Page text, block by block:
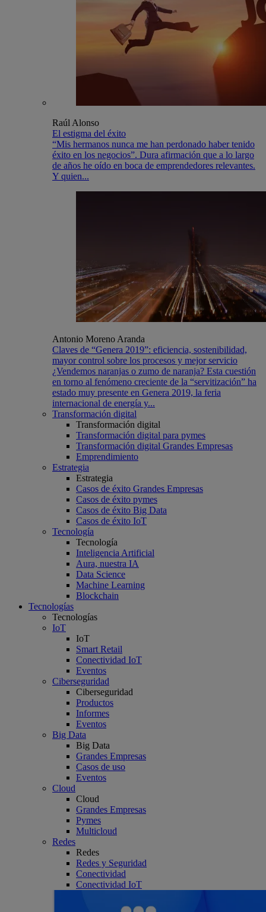
Raúl Alonso
El estigma del éxito
“Mis hermanos nunca me han perdonado haber tenido
éxito en los negocios”. Dura afirmación que a lo largo
de años he oído en boca de emprendedores relevantes.
Y quien...
Antonio Moreno Aranda
Claves de “Genera 2019”: eficiencia, sostenibilidad,
mayor control sobre los procesos y mejor servicio
¿Vendemos naranjas o zumo de naranja? Esta cuestión
en torno al fenómeno creciente de la “servitización” ha
estado muy presente en Genera 2019, la feria
internacional de energía y...
Transformación digital
Transformación digital
Transformación digital para pymes
Transformación digital Grandes Empresas
Emprendimiento
Estrategia
Estrategia
Casos de éxito Grandes Empresas
Casos de éxito pymes
Casos de éxito Big Data
Casos de éxito IoT
Tecnología
Tecnología
Inteligencia Artificial
Aura, nuestra IA
Data Science
Machine Learning
Blockchain
Tecnologías
Tecnologías
IoT
IoT
Smart Retail
Conectividad IoT
Eventos
Ciberseguridad
Ciberseguridad
Productos
Informes
Eventos
Big Data
Big Data
Grandes Empresas
Casos de uso
Eventos
Cloud
Cloud
Grandes Empresas
Pymes
Multicloud
Redes
Redes
Redes y Seguridad
Conectividad
Conectividad IoT